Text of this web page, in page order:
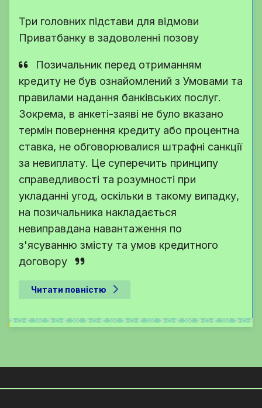
Три головних підстави для відмови
Приватбанку в задоволенні позову
Позичальник перед отриманням
кредиту не був ознайомлений з Умовами та
правилами надання банківських послуг.
Зокрема, в анкеті-заяві не було вказано
термін повернення кредиту або процентна
ставка, не обговорювалися штрафні санкції
за невиплату. Це суперечить принципу
справедливості та розумності при
укладанні угод, оскільки в такому випадку,
на позичальника накладається
невиправдана навантаження по
з'ясуванню змісту та умов кредитного
договору
Читати повністю